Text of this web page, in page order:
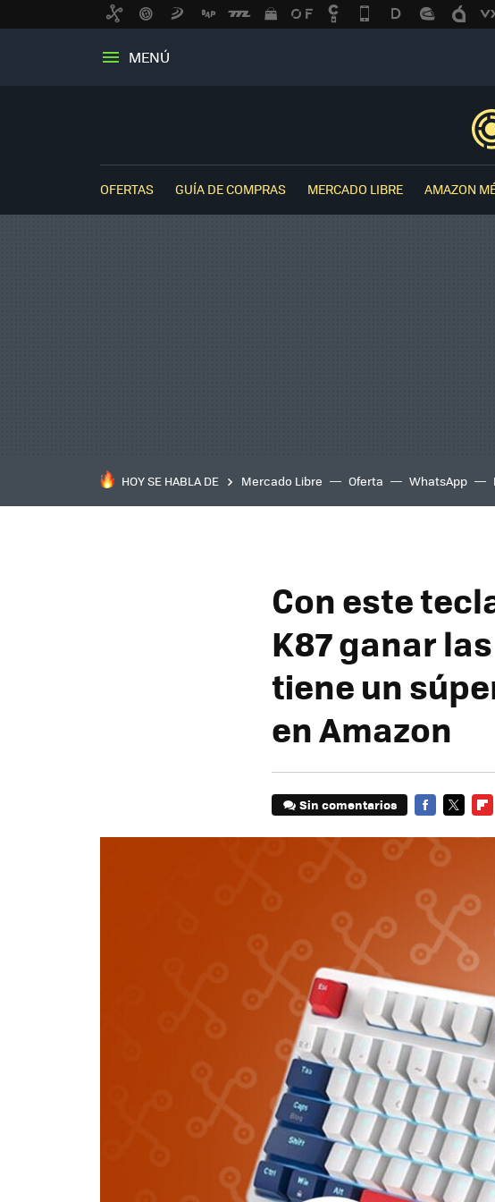
MENÚ
OFERTAS GUÍA DE COMPRAS MERCADO LIBRE AMAZON
HOY SE HABLA DE Mercado Libre Oferta WhatsApp
Con este
K87 ganar
tiene un
en Amazon
Sin comentarios